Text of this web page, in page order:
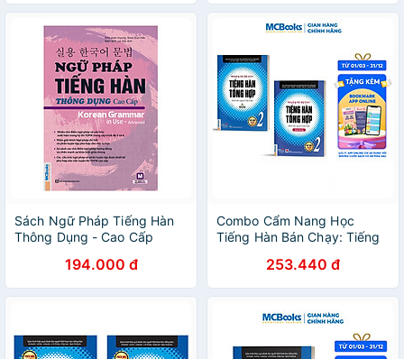
Sách Ngữ Pháp Tiếng Hàn
Thông Dụng - Cao Cấp
194.000 đ
Combo Cẩm Nang Học
Tiếng Hàn Bán Chạy: Tiếng
Người Việt Nam - Sơ Cấp 2:
Giáo Trình + Sách Bài Tập
(Bộ Sách Giúp Bạn Công
Phá Tiếng Hàn Thành Công /
Tặng Kèm Bookmark Green
Life)
253.440 đ